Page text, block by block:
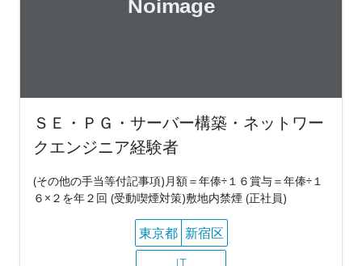
ＳＥ・ＰＧ・サーバー構築・ネットワー
クエンジニア経験者
(その他の手当等付記事項)月額＝年俸÷１６賞与＝年俸÷１
６×２を年２回 (受動喫煙対策)敷地内禁煙 (正社員)
東京都 新宿区